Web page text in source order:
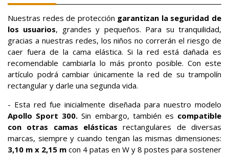
Nuestras redes de protección garantizan la seguridad de
los usuarios, grandes y pequeños. Para su tranquilidad,
gracias a nuestras redes, los niños no correrán el riesgo de
caer fuera de la cama elástica. Si la red está dañada es
recomendable cambiarla lo más pronto posible. Con este
artículo podrá cambiar únicamente la red de su trampolín
rectangular y darle una segunda vida.
- Esta red fue inicialmente diseñada para nuestro modelo
Apollo Sport 300. Sin embargo, también es compatible
con otras camas elásticas rectangulares de diversas
marcas, siempre y cuando tengan las mismas dimensiones:
3,10 m x 2,15 m con 4 patas en W y 8 postes para sostener